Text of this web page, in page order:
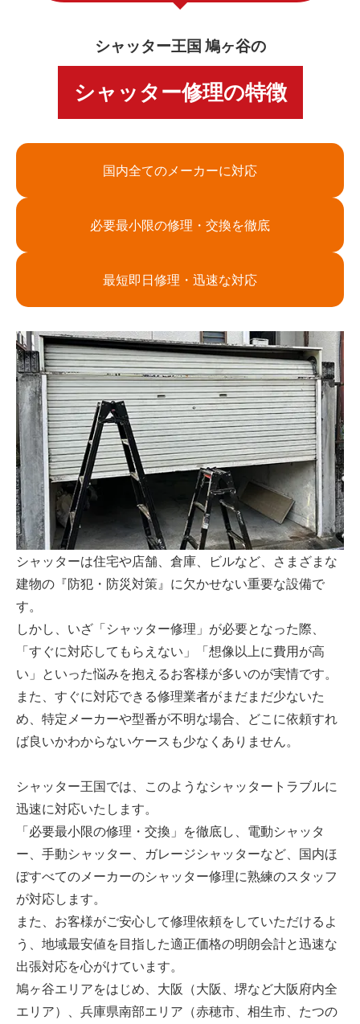
シャッター王国 鳩ヶ谷の
シャッター修理の特徴
国内全てのメーカーに対応
必要最小限の修理・交換を徹底
最短即日修理・迅速な対応
シャッターは住宅や店舗、倉庫、ビルなど、さまざまな
建物の『防犯・防災対策』に欠かせない重要な設備で
す。
しかし、いざ「シャッター修理」が必要となった際、
「すぐに対応してもらえない」「想像以上に費用が高
い」といった悩みを抱えるお客様が多いのが実情です。
また、すぐに対応できる修理業者がまだまだ少ないた
め、特定メーカーや型番が不明な場合、どこに依頼すれ
ば良いかわからないケースも少なくありません。
シャッター王国では、このようなシャッタートラブルに
迅速に対応いたします。
「必要最小限の修理・交換」を徹底し、電動シャッタ
ー、手動シャッター、ガレージシャッターなど、国内ほ
ぼすべてのメーカーのシャッター修理に熟練のスタッフ
が対応します。
また、お客様がご安心して修理依頼をしていただけるよ
う、地域最安値を目指した適正価格の明朗会計と迅速な
出張対応を心がけています。
鳩ヶ谷エリアをはじめ、大阪（大阪、堺など大阪府内全
エリア）、兵庫県南部エリア（赤穂市、相生市、たつの